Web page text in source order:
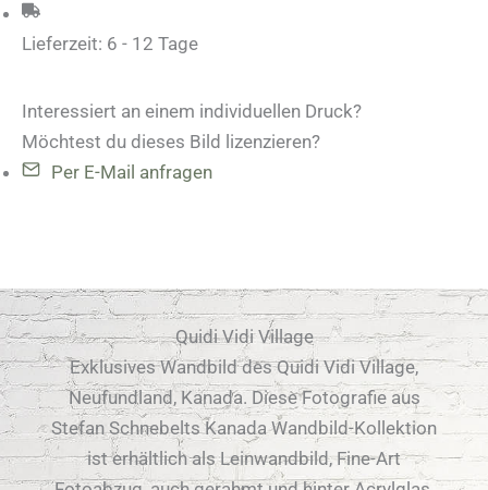
Lieferzeit: 6 - 12 Tage
Interessiert an einem individuellen Druck?
Möchtest du dieses Bild lizenzieren?
Per E-Mail anfragen
Quidi Vidi Village
Exklusives Wandbild des Quidi Vidi Village,
Neufundland, Kanada. Diese Fotografie aus
Stefan Schnebelts Kanada Wandbild-Kollektion
ist erhältlich als Leinwandbild, Fine-Art